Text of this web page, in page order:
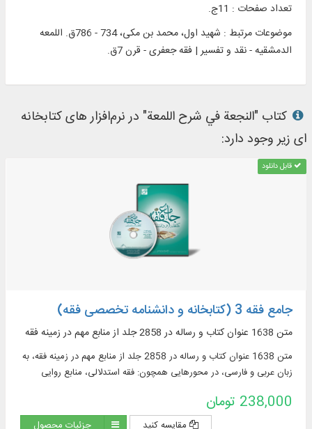
تعداد صفحات : 11ج.
موضوعات مرتبط :
شهید اول، محمد بن مکی، 734 - 786ق. اللمعه
الدمشقیه - نقد و تفسیر | فقه جعفری - قرن 7ق.
کتاب "النجعة في شرح اللمعة" در نرم‌افزار های کتابخانه
ای زیر وجود دارد:
قابل دانلود
جامع فقه 3 (کتابخانه و دانشنامه تخصصی فقه)
متن 1638 عنوان کتاب و رساله در 2858 جلد از منابع مهم در زمينه فقه
متن 1638 عنوان کتاب و رساله در 2858 جلد از منابع مهم در زمينه فقه، به
زبان عربی و فارسی، در محورهایی همچون: فقه استدلالی، منابع روایی
مستحدثه، فقه مقارن ...
238,000 تومان
مقایسه کنید جزئیات محصول